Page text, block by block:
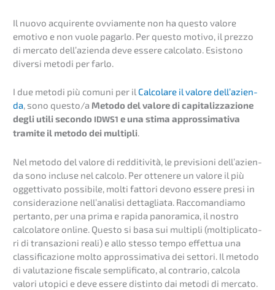
Il nuovo acqui­ren­te ovvia­men­te non ha questo valore
emotivo e non vuole pagar­lo. Per questo motivo, il prezzo
di merca­to dell’a­zi­en­da deve essere calco­la­to. Esisto­no
diver­si metodi per farlo.
I due metodi più comuni per il Calco­la­re il valore dell’a­zi­en­
da, sono questo/a Metodo del valore di capita­liz­za­zio­ne
degli utili secon­do IDWS1 e una stima approssi­ma­ti­va
trami­te il metodo dei multi­pli.
Nel metodo del valore di reddi­ti­vi­tà, le previ­sio­ni dell’a­zi­en­
da sono incluse nel calco­lo. Per ottene­re un valore il più
ogget­ti­va­to possi­bi­le, molti fatto­ri devono essere presi in
conside­ra­zio­ne nell’a­na­li­si detta­glia­ta. Racco­man­dia­mo
pertan­to, per una prima e rapida panor­ami­ca, il nostro
calco­la­to­re online. Questo si basa sui multi­pli (molti­pli­ca­to­
ri di transa­zio­ni reali) e allo stesso tempo effet­tua una
classi­fi­ca­zio­ne molto approssi­ma­ti­va dei setto­ri. Il metodo
di valuta­zio­ne fisca­le sempli­fi­ca­to, al contra­rio, calco­la
valori utopi­ci e deve essere distin­to dai metodi di merca­to.